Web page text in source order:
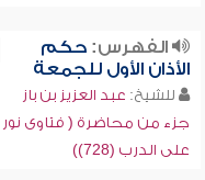
الفهرس:حكم
الأذان الأول للجمعة
للشيخ: عبد العزيز بن باز
جزء من محاضرة ( فتاوى نور
على الدرب (728))